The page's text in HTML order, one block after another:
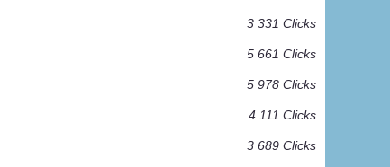
3 331 Clicks
5 661 Clicks
5 978 Clicks
4 111 Clicks
3 689 Clicks